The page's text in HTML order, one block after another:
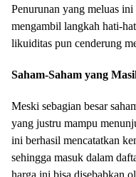
Penurunan yang meluas
mengambil langkah hati-
likuiditas pun cenderung
Saham-Saham yang
Meski sebagian besar
yang justru mampu
ini berhasil mencatatkan
sehingga masuk dalam
harga ini bisa disebabkan